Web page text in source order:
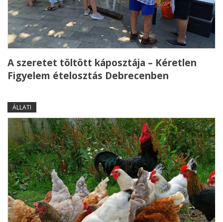
A szeretet töltött káposztája – Kéretlen
Figyelem ételosztás Debrecenben
ÁLLATI